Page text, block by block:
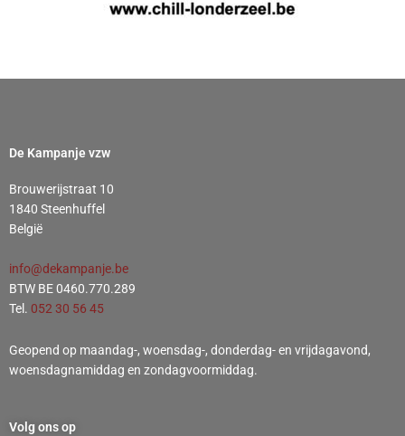
De Kampanje vzw
Brouwerijstraat 10
1840 Steenhuffel
België
info@dekampanje.be
BTW BE 0460.770.289
Tel. 052 30 56 45
Geopend op maandag-, woensdag-, donderdag- en vrijdagavond,
woensdagnamiddag en zondagvoormiddag.
Volg ons op